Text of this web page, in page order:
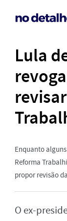
Lula
Enquanto
Reforma
propor revisão
O ex-